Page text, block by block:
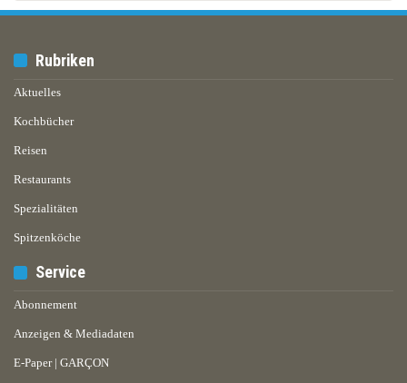
Rubriken
Aktuelles
Kochbücher
Reisen
Restaurants
Spezialitäten
Spitzenköche
Service
Abonnement
Anzeigen & Mediadaten
E-Paper | GARÇON